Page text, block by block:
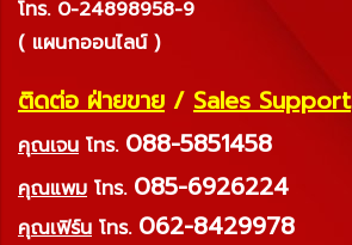
โทร. 0-24898958-9
( แผนกออนไลน์ )
ติดต่อ ฝ่ายขาย / Sales Support
คุณเจน โทร. 088-5851458
คุณแพม โทร. 085-6926224
คุณเฟิร์น โทร. 062-8429978